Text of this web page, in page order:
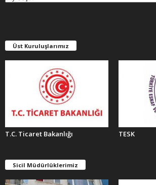
E
R
Üst Kuruluşlarımız
T.C. Ticaret Bakanlığı TESK
Sicil Müdürlüklerimiz